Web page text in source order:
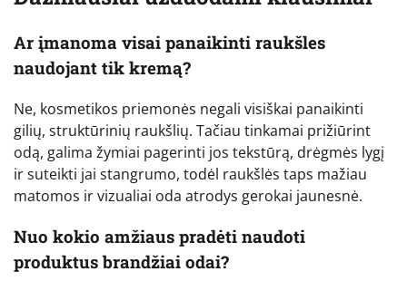
Ar įmanoma visai panaikinti raukšles
naudojant tik kremą?
Ne, kosmetikos priemonės negali visiškai panaikinti
gilių, struktūrinių raukšlių. Tačiau tinkamai prižiūrint
odą, galima žymiai pagerinti jos tekstūrą, drėgmės lygį
ir suteikti jai stangrumo, todėl raukšlės taps mažiau
matomos ir vizualiai oda atrodys gerokai jaunesnė.
Nuo kokio amžiaus pradėti naudoti
produktus brandžiai odai?